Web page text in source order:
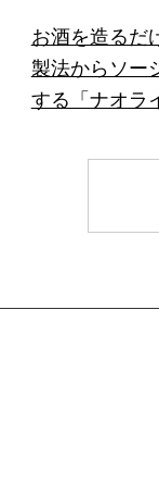
お酒を造るだ
製法からソー
する「ナオラ